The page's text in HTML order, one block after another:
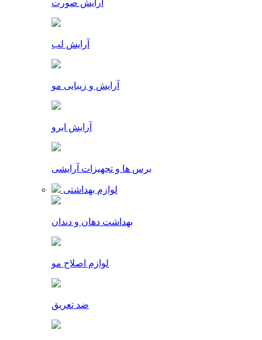
آرایش صورت
آرایش لب
آرایش و زیبایی مو
آرایش ابرو
برس ها و تجهیزات آرایشی
لوازم بهداشتی
بهداشت دهان و دندان
لوازم اصلاح مو
ضد تعریق